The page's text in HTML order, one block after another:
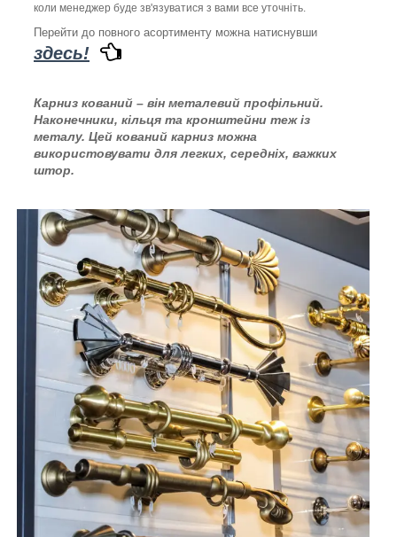
коли менеджер буде зв'язуватися з вами все уточніть.
Перейти до повного асортименту можна натиснувши
здесь!
Карниз кований – він металевий профільний.
Наконечники, кільця та кронштейни теж із
металу. Цей кований карниз можна
використовувати для легких, середніх, важких
штор.